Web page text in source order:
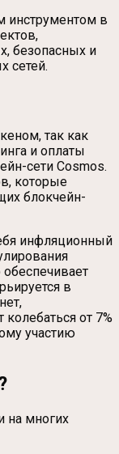
инструментом в
безопасных и
сетей.
так как
и оплаты
сети Cosmos.
которые
блокчейн-
инфляционный
обеспечивает
в
от 7%
участию
на многих